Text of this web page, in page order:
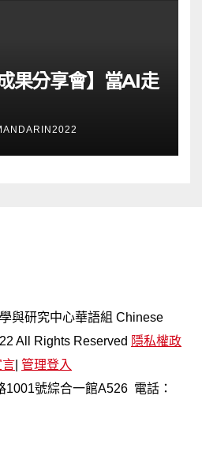
果分享會】當AI走
與研究中心華語組 Chinese
All Rights Reserved 隱私權政
言 管理登入
1001號綜合一館A526 電話：